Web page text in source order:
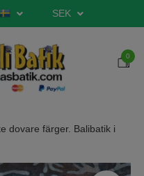
SEK
0
dovare färger. Balibatik i